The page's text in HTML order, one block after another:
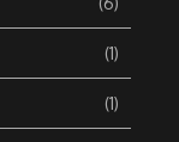
(1)
(1)